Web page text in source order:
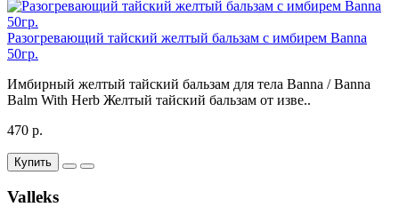
Разогревающий тайский желтый бальзам с имбирем Banna
50гр.
Имбирный желтый тайский бальзам для тела Banna / Banna
Balm With Herb Желтый тайский бальзам от изве..
470 р.
Купить
Valleks